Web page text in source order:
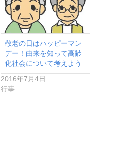
敬老の日はハッピーマン
デー！由来を知って高齢
化社会について考えよう
2016年7月4日
行事